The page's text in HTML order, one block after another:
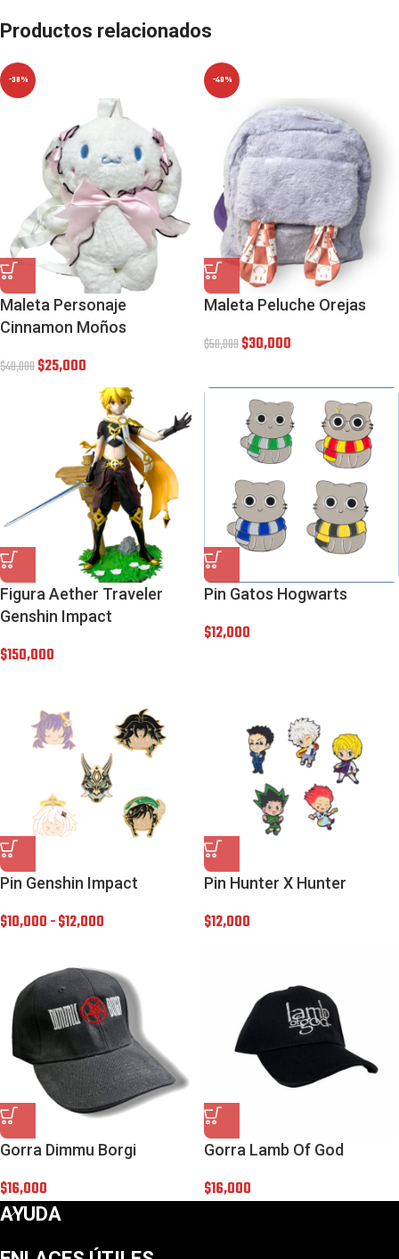
Productos relacionados
-38%
Maleta Personaje
Cinnamon Moños
$40,000$25,000
-40%
Maleta Peluche Orejas
$50,000$30,000
Figura Aether Traveler
Genshin Impact
$150,000
Pin Gatos Hogwarts
$12,000
Pin Genshin Impact
$10,000-$12,000
Pin Hunter X Hunter
$12,000
Gorra Dimmu Borgi
$16,000
Gorra Lamb Of God
$16,000
AYUDA